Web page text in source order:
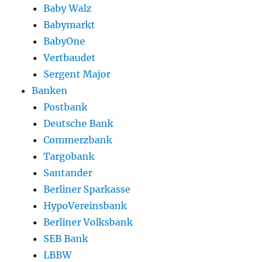
Baby Walz
Babymarkt
BabyOne
Vertbaudet
Sergent Major
Banken
Postbank
Deutsche Bank
Commerzbank
Targobank
Santander
Berliner Sparkasse
HypoVereinsbank
Berliner Volksbank
SEB Bank
LBBW